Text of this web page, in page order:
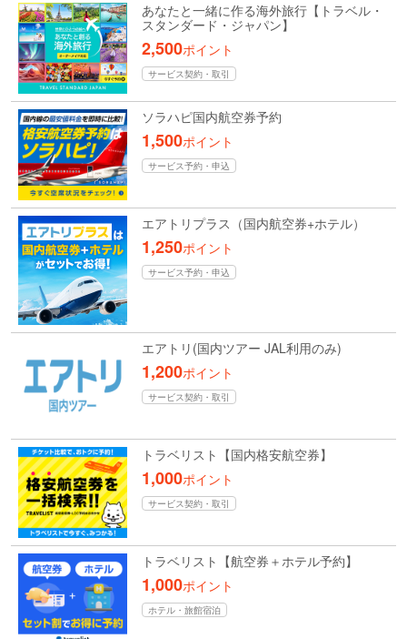
あなたと一緒に作る海外旅行【トラベル・
スタンダード・ジャパン】
2,500ポイント
サービス契約・取引
ソラハピ国内航空券予約
1,500ポイント
サービス予約・申込
エアトリプラス（国内航空券+ホテル）
1,250ポイント
サービス予約・申込
エアトリ(国内ツアー JAL利用のみ)
1,200ポイント
サービス契約・取引
トラベリスト【国内格安航空券】
1,000ポイント
サービス契約・取引
トラベリスト【航空券＋ホテル予約】
1,000ポイント
ホテル・旅館宿泊